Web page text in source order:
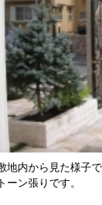
地内から見た様子
ーン張りです。